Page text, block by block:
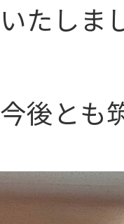
いたしま
今後とも